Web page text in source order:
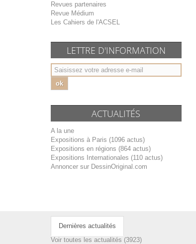
Revues partenaires
Revue Médium
Les Cahiers de l'ACSEL
LETTRE D'INFORMATION
ok
ACTUALITÉS
A la une
Expositions à Paris (1096 actus)
Expositions en régions (864 actus)
Expositions Internationales (110 actus)
Annoncer sur DessinOriginal.com
Dernières actualités
Voir toutes les actualités (3923)